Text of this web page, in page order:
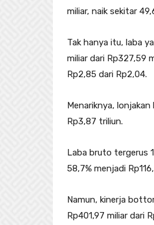
miliar, naik sekitar
Tak hanya itu, laba
miliar dari Rp327,59
Rp2,85 dari Rp2,04.
Menariknya,
Rp3,87 triliun.
Laba bruto tergerus
58,7% menjadi
Namun, kinerja
Rp401,97 miliar dari